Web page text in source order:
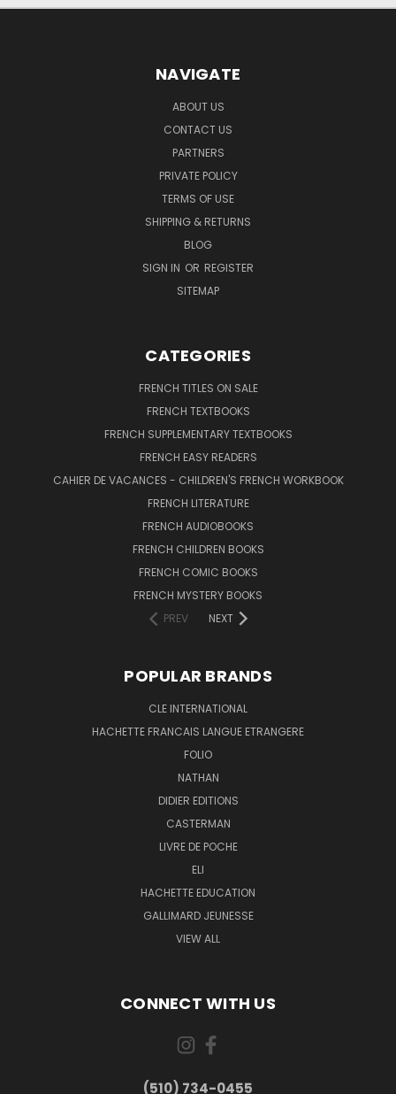
NAVIGATE
ABOUT US
CONTACT US
PARTNERS
PRIVATE POLICY
TERMS OF USE
SHIPPING & RETURNS
BLOG
SIGN IN OR REGISTER
SITEMAP
CATEGORIES
FRENCH TITLES ON SALE
FRENCH TEXTBOOKS
FRENCH SUPPLEMENTARY TEXTBOOKS
FRENCH EASY READERS
CAHIER DE VACANCES - CHILDREN'S FRENCH WORKBOOK
FRENCH LITERATURE
FRENCH AUDIOBOOKS
FRENCH CHILDREN BOOKS
FRENCH COMIC BOOKS
FRENCH MYSTERY BOOKS
PREV
NEXT
POPULAR BRANDS
CLE INTERNATIONAL
HACHETTE FRANCAIS LANGUE ETRANGERE
FOLIO
NATHAN
DIDIER EDITIONS
CASTERMAN
LIVRE DE POCHE
ELI
HACHETTE EDUCATION
GALLIMARD JEUNESSE
VIEW ALL
CONNECT WITH US
(510) 734-0455